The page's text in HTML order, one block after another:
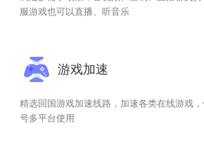
服游戏也可以直播、听音乐
游戏加速
精选回国游戏加速线路，加速各类在线游戏
号多平台使用